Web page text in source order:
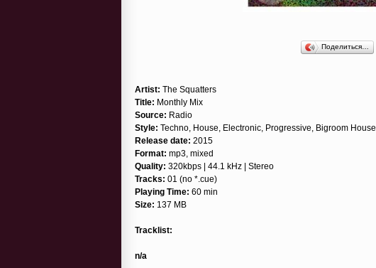
Поделиться…
Artist: The Squatters
Title: Monthly Mix
Source: Radio
Style: Techno, House, Electronic, Progressive, Bigroom House
Release date: 2015
Format: mp3, mixed
Quality: 320kbps | 44.1 kHz | Stereo
Tracks: 01 (no *.cue)
Playing Time: 60 min
Size: 137 MB
Tracklist:
n/a